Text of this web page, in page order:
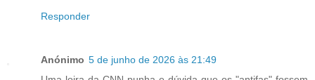
Responder
Anónimo 5 de junho de 2026 às 21:49